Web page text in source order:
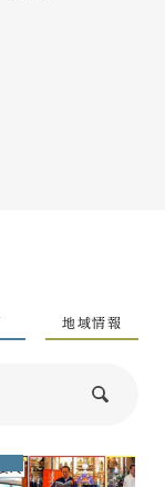
地域情報